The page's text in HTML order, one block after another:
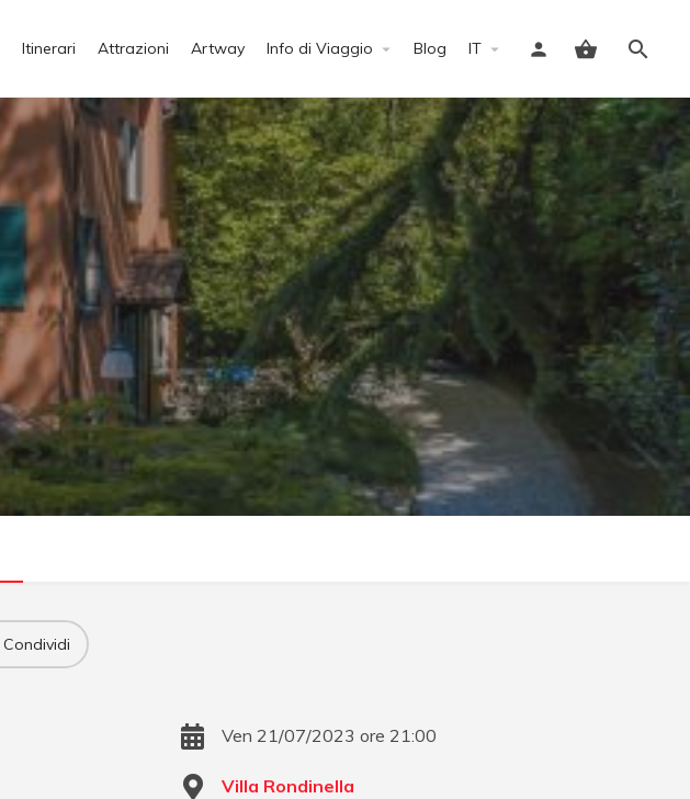
Itinerari Attrazioni Artway Info di Viaggio Blog IT
Accedi
Condividi
Ven 21/07/2023 ore 21:00
Villa Rondinella